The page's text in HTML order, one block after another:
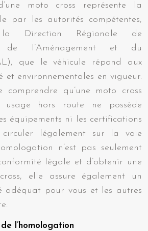
moto cross représente la
par les autorités compétentes,
la Direction Régionale de
de l’Aménagement et du
que le véhicule répond aux
et environnementales en vigueur.
comprendre qu’une moto cross
hors route ne possède
équipements ni les certifications
circuler légalement sur la voie
n’est pas seulement
légale et d’obtenir une
elle assure également un
adéquat pour vous et les autres
l’homologation